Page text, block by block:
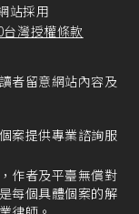
站採用
灣授權條款
者留意網站內容及
案提供專業諮詢服
作者及平臺無償對
每個具體個案的解